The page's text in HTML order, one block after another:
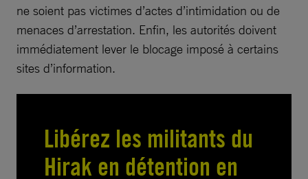
ne soient pas victimes d’actes d’intimidation ou de
menaces d’arrestation. Enfin, les autorités doivent
immédiatement lever le blocage imposé à certains
sites d’information.
Libérez les militants du
Hirak en détention en